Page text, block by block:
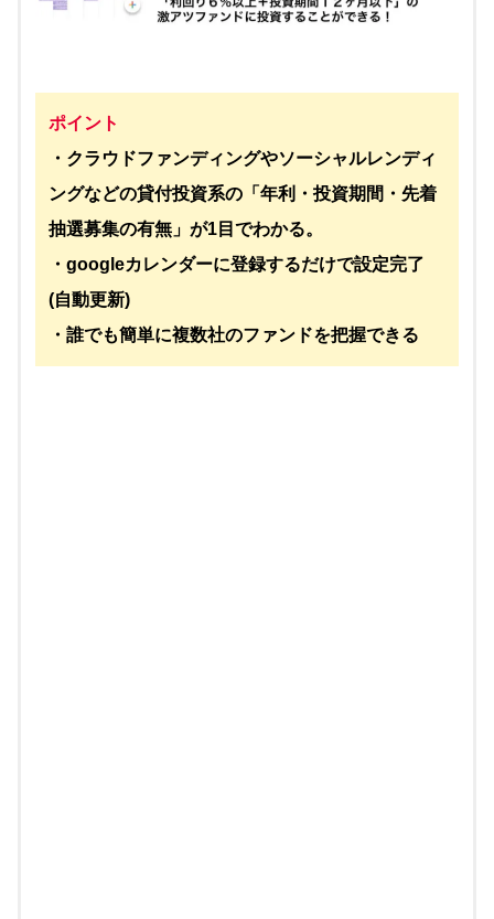
ポイント
・クラウドファンディングやソーシャルレンディ
ングなどの貸付投資系の「年利・投資期間・先着
抽選募集の有無」が1目でわかる。
・googleカレンダーに登録するだけで設定完了
(自動更新)
・誰でも簡単に複数社のファンドを把握できる